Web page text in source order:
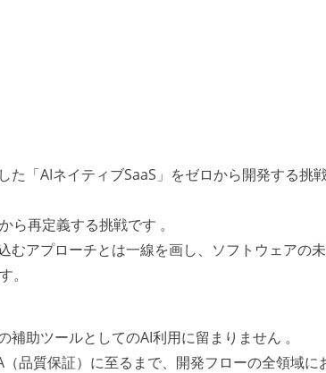
「AIネイティブSaaS」をゼロから開発する挑
再定義する挑戦です 。
むアプローチとは一線を画し、ソフトウェアの
。
助ツールとしてのAI利用に留まりません 。
品質保証）に至るまで、開発フローの全領域に